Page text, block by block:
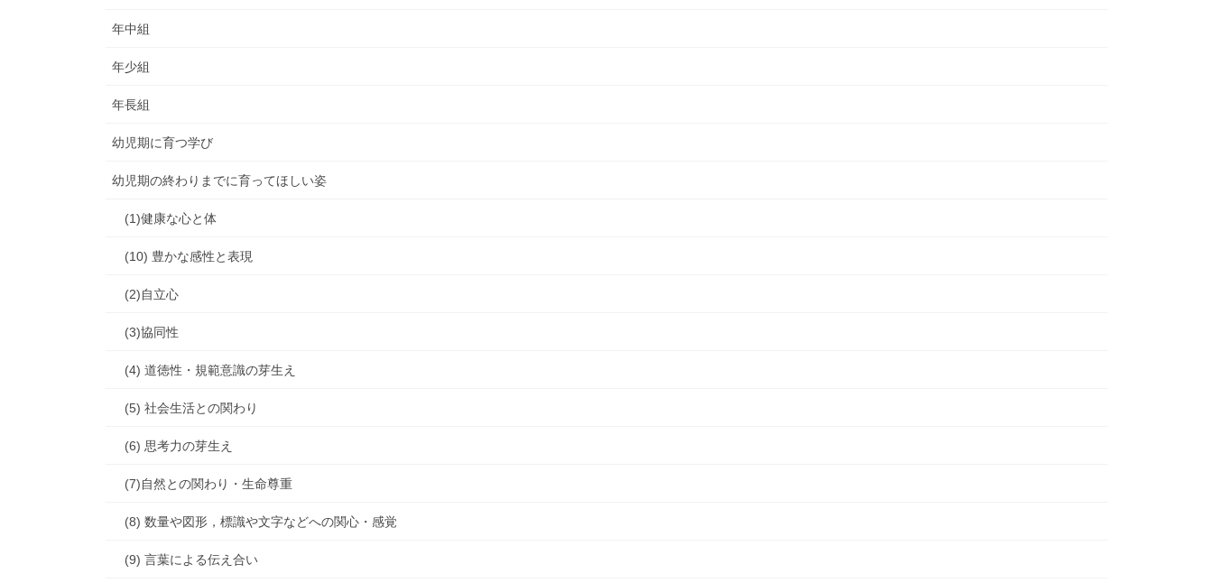
年中組
年少組
年長組
幼児期に育つ学び
幼児期の終わりまでに育ってほしい姿
(1)健康な心と体
(10) 豊かな感性と表現
(2)自立心
(3)協同性
(4) 道徳性・規範意識の芽生え
(5) 社会生活との関わり
(6) 思考力の芽生え
(7)自然との関わり・生命尊重
(8) 数量や図形，標識や文字などへの関心・感覚
(9) 言葉による伝え合い